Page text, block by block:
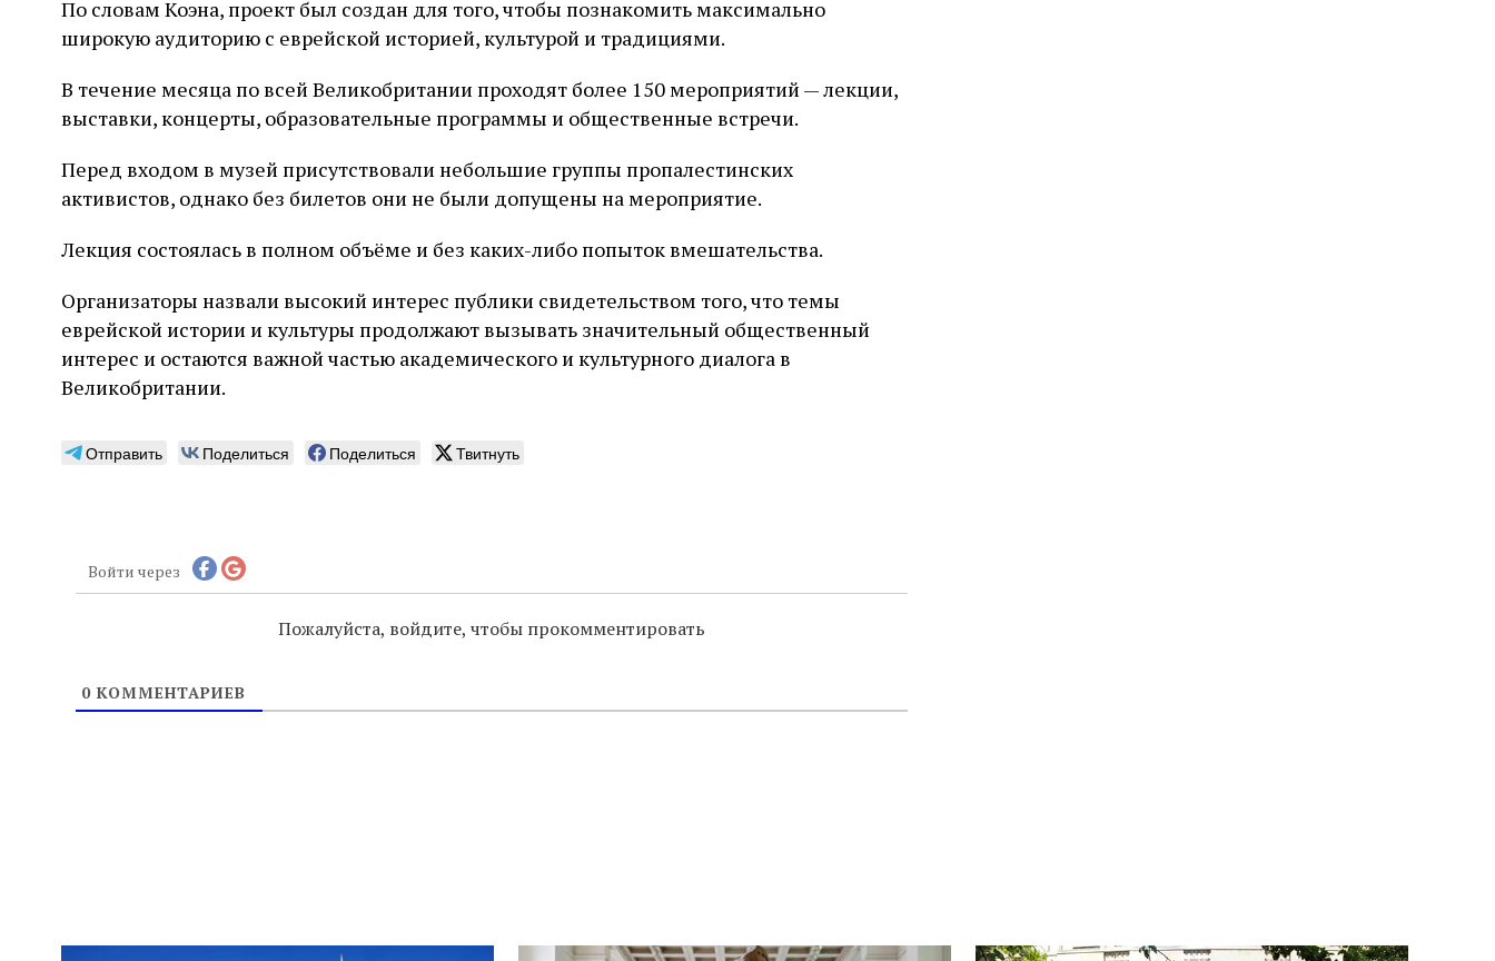
По словам Коэна, проект был создан для того, чтобы познакомить максимально
широкую аудиторию с еврейской историей, культурой и традициями.
В течение месяца по всей Великобритании проходят более 150 мероприятий — лекции,
выставки, концерты, образовательные программы и общественные встречи.
Перед входом в музей присутствовали небольшие группы пропалестинских
активистов, однако без билетов они не были допущены на мероприятие.
Лекция состоялась в полном объёме и без каких-либо попыток вмешательства.
Организаторы назвали высокий интерес публики свидетельством того, что темы
еврейской истории и культуры продолжают вызывать значительный общественный
интерес и остаются важной частью академического и культурного диалога в
Великобритании.
Отправить Поделиться Поделиться Твитнуть
Войти через
Пожалуйста, войдите, чтобы прокомментировать
0КОММЕНТАРИЕВ